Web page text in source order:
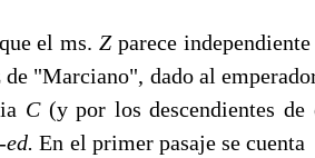
el ms. Z parece independiente
"Marciano", dado al
C (y por los descendientes de
-ed.En el primer pasaje se